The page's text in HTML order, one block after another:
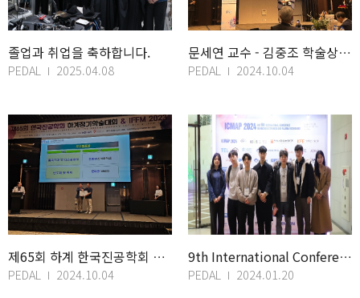
졸업과 취업을 축하합니다.
PEDAL 2025.04.08
문세연 교수 - 김중조 학술상 수상
PEDAL 2024.10.04
제65회 하계 한국진공학회 학술대회 우수발표상 -한종구 학생
PEDAL 2024.10.04
9th International Conference on Microelectronics a
PEDAL 2024.01.20